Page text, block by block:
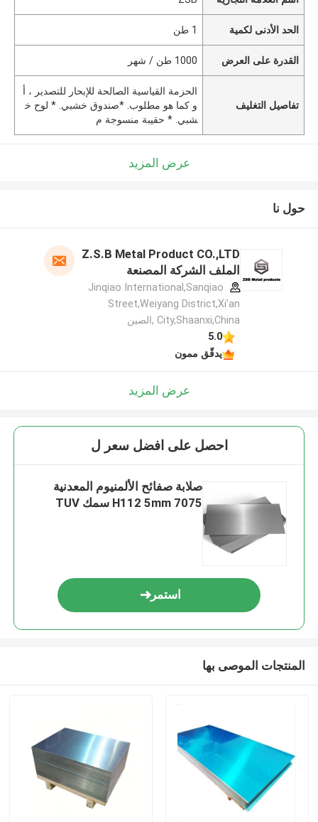
الحد الأدنى لكمية 1 طن
القدرة على العرض 1000 طن / شهر
تفاصيل التغليف
الحزمة القياسية الصالحة للإبحار للتصدير ، أ
و كما هو مطلوب. *صندوق خشبي. * لوح خ
شبي. * حقيبة منسوجة م
عرض المزيد
حول نا
Z.S.B Metal Product CO.,LTD
الملف الشركة المصنعة
Jinqiao International,Sanqiao
Street,Weiyang District,Xi'an
City,Shaanxi,China ,الصين
5.0
يدقّق ممون
عرض المزيد
احصل على افضل سعر ل
صلابة صفائح الألمنيوم المعدنية
7075 H112 5mm سمك TUV
استمر
المنتجات الموصى بها